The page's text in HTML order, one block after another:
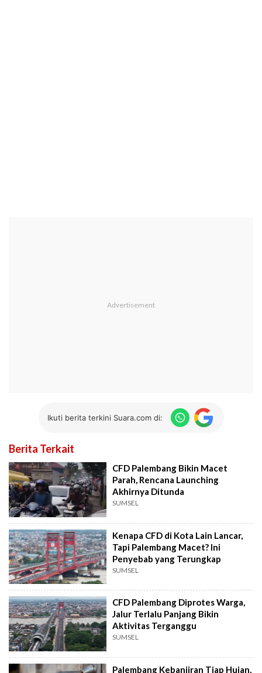
Ikuti berita terkini Suara.com di:
Berita Terkait
CFD Palembang Bikin Macet
Parah, Rencana Launching
Akhirnya Ditunda
SUMSEL
Kenapa CFD di Kota Lain Lancar,
Tapi Palembang Macet? Ini
Penyebab yang Terungkap
SUMSEL
CFD Palembang Diprotes Warga,
Jalur Terlalu Panjang Bikin
Aktivitas Terganggu
SUMSEL
Palembang Kebanjiran Tiap Hujan,